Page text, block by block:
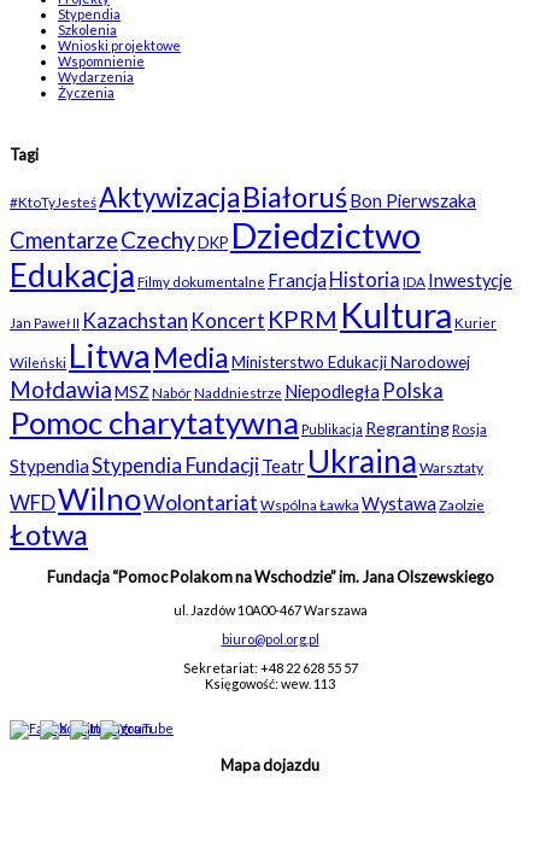
Stypendia
Szkolenia
Wnioski projektowe
Wspomnienie
Wydarzenia
Życzenia
Tagi
#KtoTyJesteśAktywizacjaBiałoruśBon Pierwszaka
CmentarzeCzechy DKP Dziedzictwo
Edukacja Filmy dokumentalne Francja Historia IDA Inwestycje
Jan Paweł II Kazachstan Koncert KPRM Kultura Kurier
Wileński Litwa MediaMinisterstwo Edukacji Narodowej
MołdawiaMSZ NabórNaddniestrze Niepodległa Polska
Pomoc charytatywna Publikacja RegrantingRosja
StypendiaStypendia FundacjiTeatr Ukraina Warsztaty
WFDWilnoWolontariat Wspólna Ławka Wystawa Zaolzie
Łotwa
Fundacja “Pomoc Polakom na Wschodzie” im. Jana Olszewskiego
ul. Jazdów 10A00-467 Warszawa
biuro@pol.org.pl
Sekretariat: +48 22 628 55 57
Księgowość: wew. 113
Mapa dojazdu